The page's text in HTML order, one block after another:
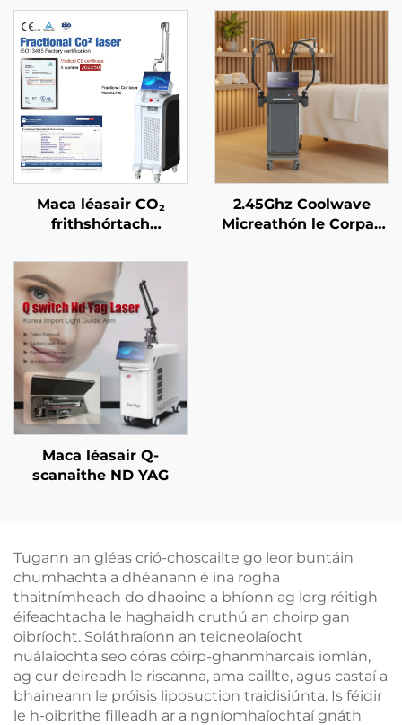
Maca léasair CO₂
frithshórtach
ag an CE Leighis, agus
ag an MMDSAP
2.45Ghz Coolwave
Micreathón le Corpas
Maca léasair Q-
scanaithe ND YAG
Tugann an gléas crió-choscailte go leor buntáin
chumhachta a dhéanann é ina rogha
thaitnímheach do dhaoine a bhíonn ag lorg réitigh
éifeachtacha le haghaidh cruthú an choirp gan
oibríocht. Soláthraíonn an teicneolaíocht
nuálaíochta seo córas cóirp-ghanmharcais iomlán,
ag cur deireadh le riscanna, ama caillte, agus castaí a
bhaineann le próisis liposuction traidisiúnta. Is féidir
le h-oibrithe filleadh ar a ngníomhaíochtaí gnáth